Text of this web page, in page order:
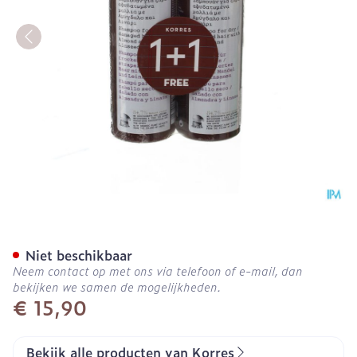
€ 15,90
Niet beschikbaar
Neem contact op met ons via telefoon of e-mail, dan
bekijken we samen de mogelijkheden.
Bekijk alle producten van Korres